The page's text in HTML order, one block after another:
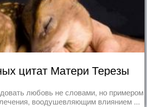
цитат Матери Терезы
любовь не словами, но примером
воодушевляющим влиянием ...